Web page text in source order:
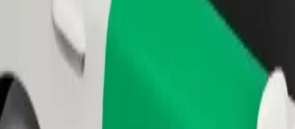
University School of Law-Annex kohteeseen Rupa's Mall cinema?
Lataa sovellus
Annex
päässä!
autoilla.